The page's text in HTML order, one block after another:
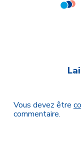
Vous devez être
commentaire.